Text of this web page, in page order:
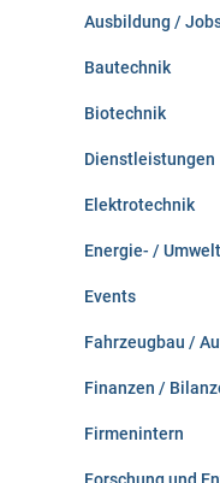
Ausbildung /
Bautechnik
Biotechnik
Dienstleistungen
Elektrotechnik
Energie- /
Events
Fahrzeugbau /
Finanzen /
Firmenintern